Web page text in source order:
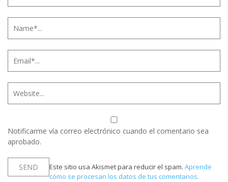
Notificarme vía correo electrónico cuando el comentario sea
aprobado.
Este sitio usa Akismet para reducir el spam. Aprende
cómo se procesan los datos de tus comentarios.